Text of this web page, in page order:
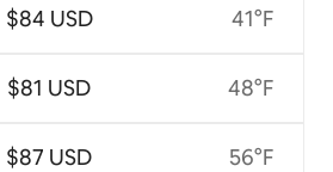
$84 USD
$81 USD
$87 USD
41°F
48°F
56°F